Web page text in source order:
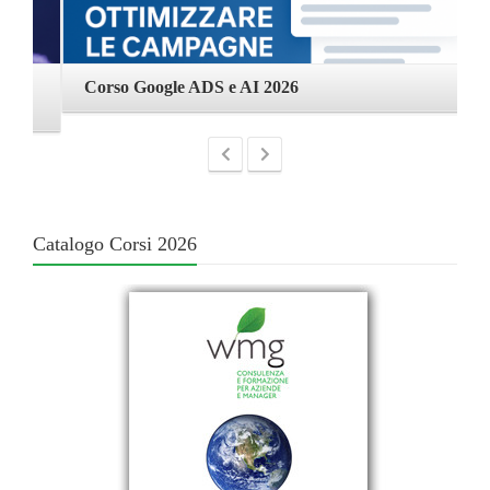
Corso Google ADS e AI 2026
Catalogo Corsi 2026